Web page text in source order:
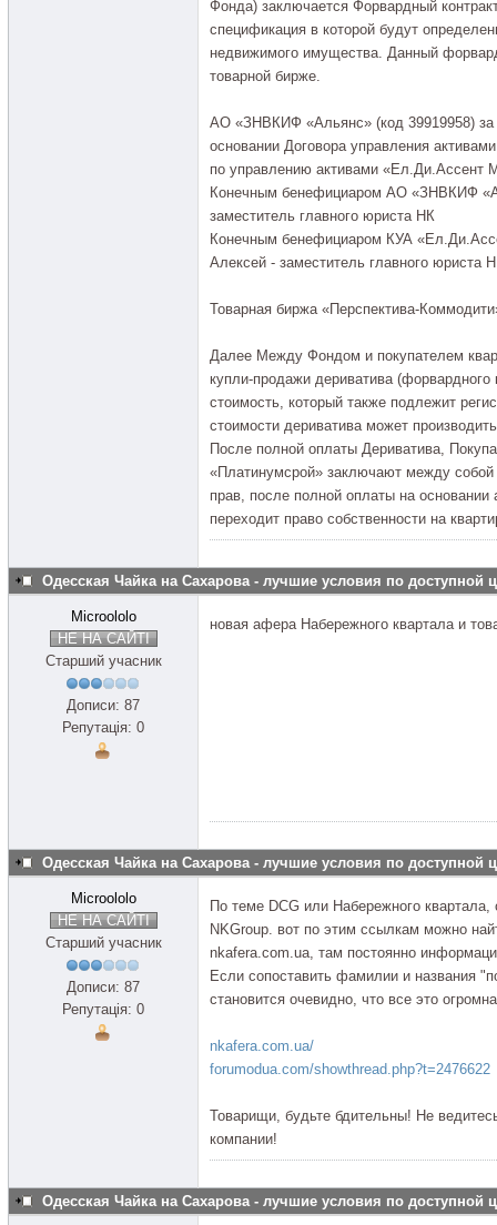
Фонда) заключается Форвардный
спецификация в которой будут
недвижимого имущества. Данный
товарной бирже.
АО «ЗНВКИФ «Альянс» (код 39919958) за
основании Договора управления
по управлению активами «Ел.Ди.Ассент
Конечным бенефициаром АО «ЗНВКИФ
заместитель главного юриста НК
Конечным бенефициаром КУА
Алексей - заместитель главного юриста
Товарная биржа «Перспектива-
Далее Между Фондом и покупателем
купли-продажи дериватива
стоимость, который также подлежит
стоимости дериватива может
После полной оплаты Дериватива,
«Платинумсрой» заключают между
прав, после полной оплаты на основании
переходит право собственности на
Одесская Чайка на Сахарова - лучшие условия по доступной
Microololo
НЕ НА САЙТІ
Старший учасник
Дописи: 87
Репутація: 0
новая афера Набережного квартала и
Одесская Чайка на Сахарова - лучшие условия по доступной
Microololo
НЕ НА САЙТІ
Старший учасник
Дописи: 87
Репутація: 0
По теме DСG или Набережного
NKGroup. вот по этим ссылкам можно
nkafera.com.ua, там постоянно
Если сопоставить фамилии и названия
становится очевидно, что все это
nkafera.com.ua/
forumodua.com/showthread.php?t=2476622
Товарищи, будьте бдительны! Не
компании!
Одесская Чайка на Сахарова - лучшие условия по доступной